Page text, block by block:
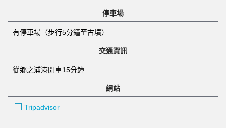
停車場
有停車場（步行5分鐘至古墳）
交通資訊
從鄉之浦港開車15分鐘
網站
Tripadvisor